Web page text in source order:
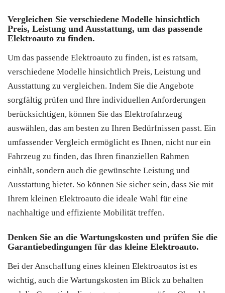
Vergleichen Sie verschiedene Modelle hinsichtlich
Preis, Leistung und Ausstattung, um das passende
Elektroauto zu finden.
Um das passende Elektroauto zu finden, ist es ratsam,
verschiedene Modelle hinsichtlich Preis, Leistung und
Ausstattung zu vergleichen. Indem Sie die Angebote
sorgfältig prüfen und Ihre individuellen Anforderungen
berücksichtigen, können Sie das Elektrofahrzeug
auswählen, das am besten zu Ihren Bedürfnissen passt. Ein
umfassender Vergleich ermöglicht es Ihnen, nicht nur ein
Fahrzeug zu finden, das Ihren finanziellen Rahmen
einhält, sondern auch die gewünschte Leistung und
Ausstattung bietet. So können Sie sicher sein, dass Sie mit
Ihrem kleinen Elektroauto die ideale Wahl für eine
nachhaltige und effiziente Mobilität treffen.
Denken Sie an die Wartungskosten und prüfen Sie die
Garantiebedingungen für das kleine Elektroauto.
Bei der Anschaffung eines kleinen Elektroautos ist es
wichtig, auch die Wartungskosten im Blick zu behalten